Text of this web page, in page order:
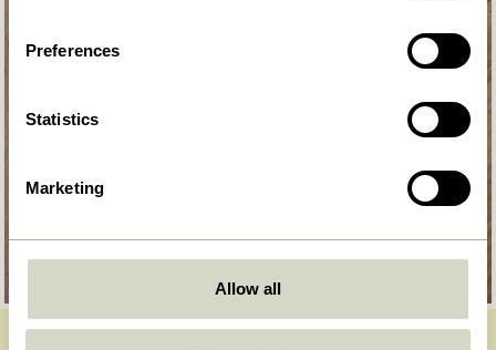
Preferences
Statistics
Marketing
Allow all